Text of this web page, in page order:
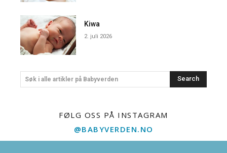
Kiwa
2. juli 2026
Søk i alle artikler på Babyverden Search
FØLG OSS PÅ INSTAGRAM
@BABYVERDEN.NO